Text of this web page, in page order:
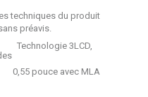
techniques du produit
préavis.
3LCD,
avec MLA